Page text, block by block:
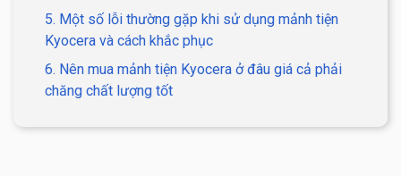
5. Một số lỗi thường gặp khi sử dụng mảnh tiện
Kyocera và cách khắc phục
6. Nên mua mảnh tiện Kyocera ở đâu giá cả phải
chăng chất lượng tốt